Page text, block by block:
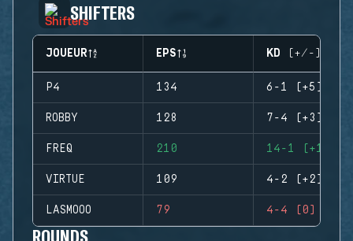
SHIFTERS
JOUEUR EPS KD (+/-)
P4 134 6-1 (+5)
ROBBY 128 7-4 (+3)
FREQ 210 14-1 (+13)
VIRTUE 109 4-2 (+2)
LASMOOO 79 4-4 (0)
ROUNDS